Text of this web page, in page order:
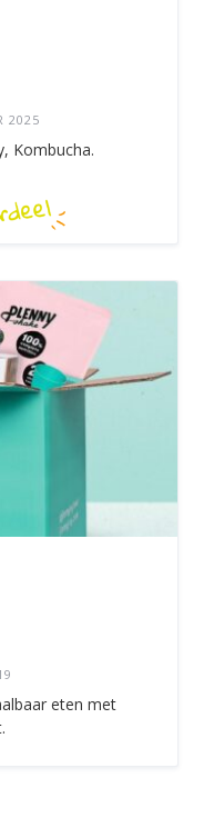
2025
Kombucha.
eten met